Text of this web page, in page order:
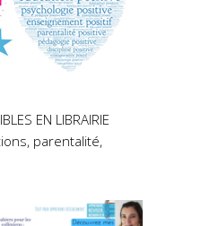
EN LIBRAIRIE
parentalité,